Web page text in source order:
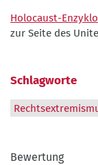
Holocaust-
zur Seite des
Schlagworte
Bewertung